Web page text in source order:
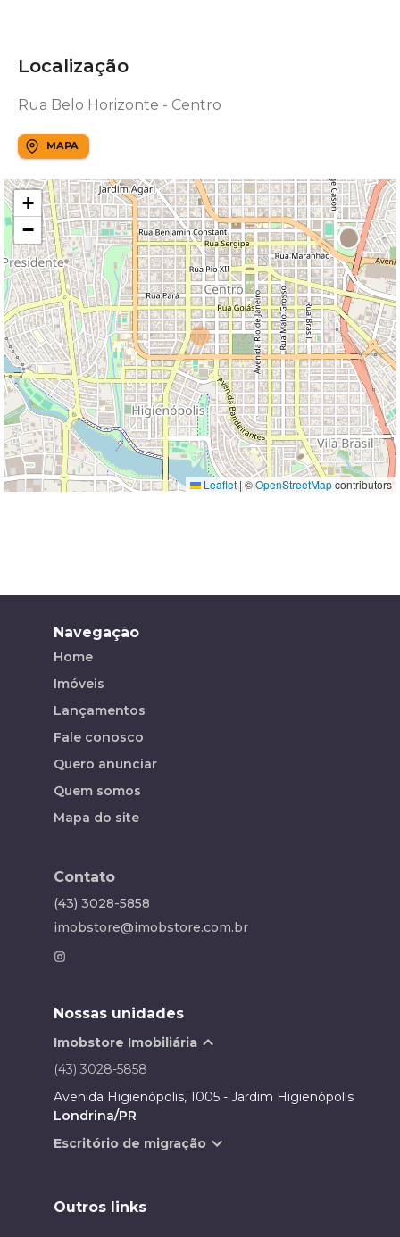
Localização
Rua Belo Horizonte - Centro
MAPA
+
−
Leaflet |©OpenStreetMapcontributors
Navegação
Home
Imóveis
Lançamentos
Fale conosco
Quero anunciar
Quem somos
Mapa do site
Contato
(43) 3028-5858
imobstore@imobstore.com.br
Nossas unidades
Imobstore Imobiliária
(43) 3028-5858
Avenida Higienópolis, 1005 - Jardim Higienópolis
Londrina/PR
Escritório de migração
Outros links